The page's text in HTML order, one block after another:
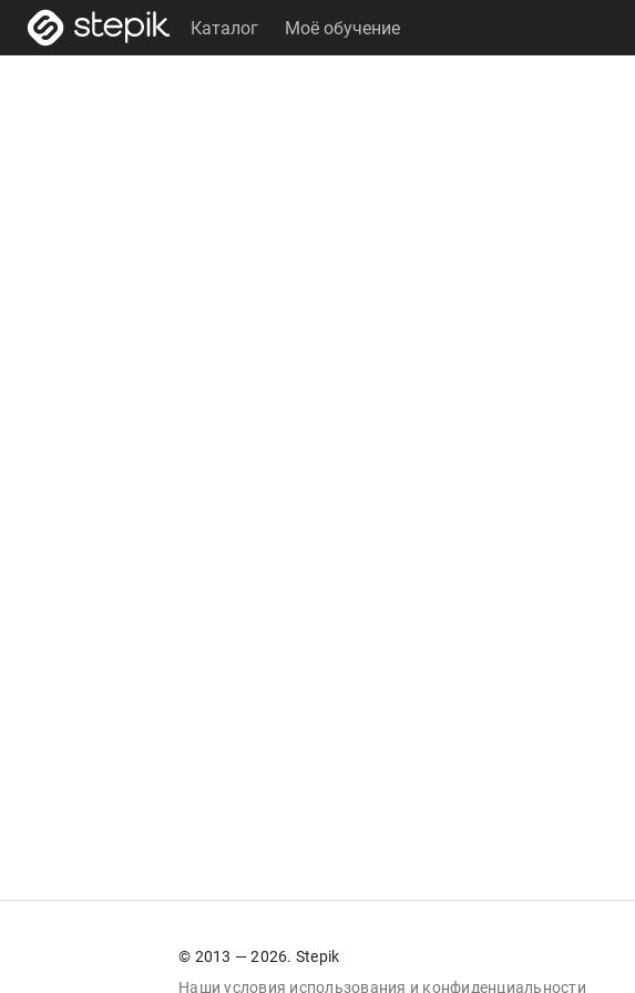
Каталог Моё обучение
© 2013 — 2026. Stepik
Наши условия использования и конфиденциальности